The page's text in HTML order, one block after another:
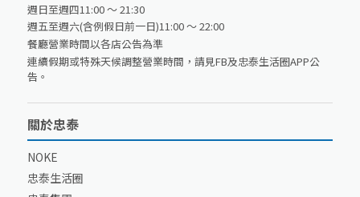
週日至週四11:00 ～ 21:30
週五至週六(含例假日前一日)11:00 ～ 22:00
餐廳營業時間以各店公告為準
連續假期或特殊天候調整營業時間，請見FB及忠泰生活圈APP公
告。
關於忠泰
NOKE
忠泰生活圈